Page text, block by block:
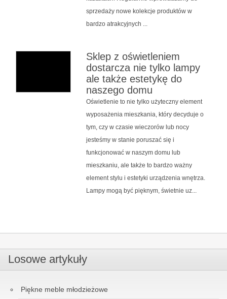
sprzedaży nowe kolekcje produktów w
bardzo atrakcyjnych ...
Sklep z oświetleniem
dostarcza nie tylko lampy
ale także estetykę do
naszego domu
Oświetlenie to nie tylko użyteczny element
wyposażenia mieszkania, który decyduje o
tym, czy w czasie wieczorów lub nocy
jesteśmy w stanie poruszać się i
funkcjonować w naszym domu lub
mieszkaniu, ale także to bardzo ważny
element stylu i estetyki urządzenia wnętrza.
Lampy mogą być pięknym, świetnie uz...
Losowe artykuły
Piękne meble młodzieżowe